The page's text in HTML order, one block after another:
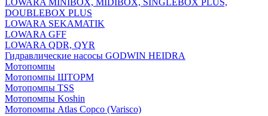
LOWARA MINIBOX, MIDIBOX, SINGLEBOX PLUS,
DOUBLEBOX PLUS
LOWARA SEKAMATIK
LOWARA GFF
LOWARA QDR, QYR
Гидравлические насосы GODWIN HEIDRA
Мотопомпы
Мотопомпы ШТОРМ
Мотопомпы TSS
Мотопомпы Koshin
Мотопомпы Atlas Copco (Varisco)